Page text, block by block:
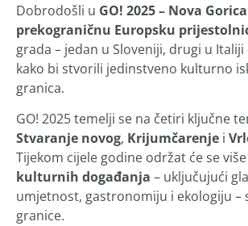
Dobrodošli u GO! 2025 – Nova
prekograničnu Europsku
grada – jedan u Sloveniji, drugi u Italiji
kako bi stvorili jedinstveno kulturno
granica.
GO! 2025 temelji se na četiri ključne
Stvaranje novog, Krijumčarenje i
Tijekom cijele godine održat će se
kulturnih događanja – uključujući
umjetnost, gastronomiju i ekologiju –
granice.